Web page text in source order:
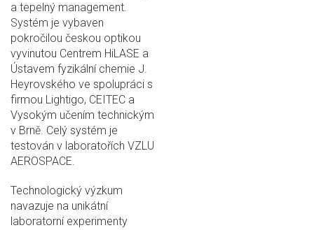
a tepelný management.
Systém je vybaven
pokročilou českou optikou
vyvinutou Centrem HiLASE a
Ústavem fyzikální chemie J.
Heyrovského ve spolupráci s
firmou Lightigo, CEITEC a
Vysokým učením technickým
v Brně. Celý systém je
testován v laboratořích VZLU
AEROSPACE.
Technologický výzkum
navazuje na unikátní
laboratorní experimenty